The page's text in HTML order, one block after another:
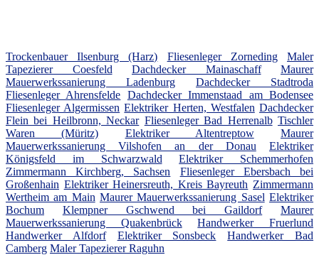
Trockenbauer Ilsenburg (Harz) Fliesenleger Zorneding
Maler
Tapezierer Coesfeld
Dachdecker Mainaschaff
Maurer
Mauerwerkssanierung Ladenburg
Dachdecker Stadtroda
Fliesenleger Ahrensfelde Dachdecker Immenstaad am Bodensee
Fliesenleger Algermissen Elektriker Herten, Westfalen Dachdecker
Flein bei Heilbronn, Neckar Fliesenleger Bad Herrenalb Tischler
Waren (Müritz)
Elektriker Altentreptow
Maurer
Mauerwerkssanierung Vilshofen an der Donau
Elektriker
Königsfeld im Schwarzwald
Elektriker Schemmerhofen
Zimmermann Kirchberg, Sachsen
Fliesenleger Ebersbach bei
Großenhain Elektriker Heinersreuth, Kreis Bayreuth Zimmermann
Wertheim am Main Maurer Mauerwerkssanierung Sasel Elektriker
Bochum
Klempner Gschwend bei Gaildorf
Maurer
Mauerwerkssanierung Quakenbrück
Handwerker Fruerlund
Handwerker Alfdorf
Elektriker Sonsbeck
Handwerker Bad
Camberg Maler Tapezierer Raguhn